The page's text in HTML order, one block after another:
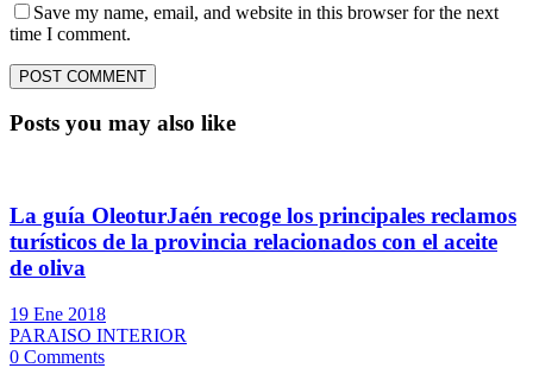
Save my name, email, and website in this browser for the next
time I comment.
Posts you may also like
La guía OleoturJaén recoge los principales reclamos
turísticos de la provincia relacionados con el aceite
de oliva
19 Ene 2018
PARAISO INTERIOR
0 Comments